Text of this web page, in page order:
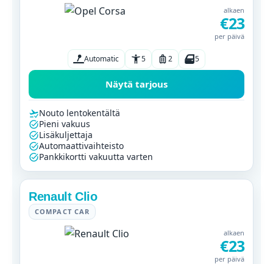
alkaen
€23
per päivä
Automatic 5 2 5
Näytä tarjous
Nouto lentokentältä
Pieni vakuus
Lisäkuljettaja
Automaattivaihteisto
Pankkikortti vakuutta varten
Renault Clio
COMPACT CAR
alkaen
€23
per päivä